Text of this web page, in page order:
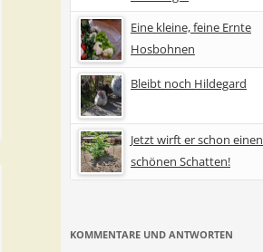
Eine kleine, feine Ernte
Hosbohnen
Bleibt noch Hildegard
Jetzt wirft er schon einen
schönen Schatten!
KOMMENTARE UND ANTWORTEN